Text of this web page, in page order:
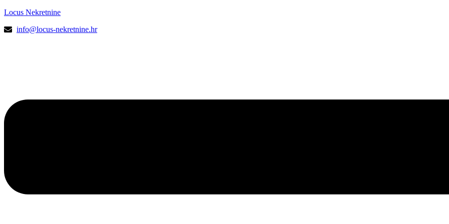
Locus Nekretnine
info@locus-nekretnine.hr